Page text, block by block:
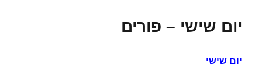
יום שישי – פורים
יום שישי